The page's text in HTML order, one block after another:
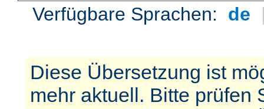
Verfügbare Sprachen: de
Diese Übersetzung ist
mehr aktuell. Bitte prüfen